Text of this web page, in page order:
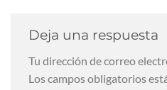
Deja una respuesta
Tu dirección de correo
Los campos obligatorios